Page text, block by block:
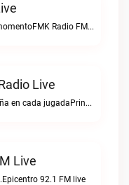
Los mejores éxitos del momentoFMK Radio FM live
Live
La radio que te acompaña en cada jugadaPrincess Vegas Radio live
Live
92.1 FM live